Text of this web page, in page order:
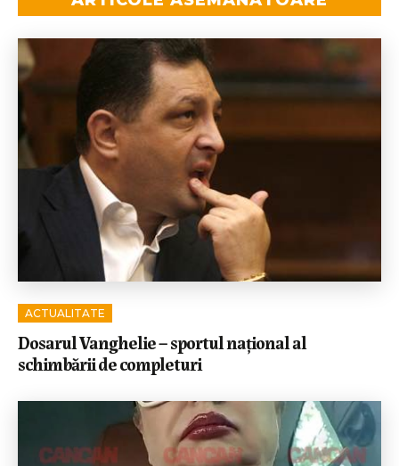
ACTUALITATE
Dosarul Vanghelie – sportul național al
schimbării de completuri